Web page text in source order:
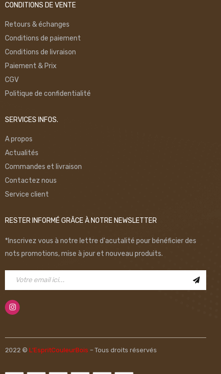
CONDITIONS DE VENTE
Retours & échanges
Conditions de paiement
Conditions de livraison
Paiement & Prix
CGV
Politique de confidentialité
SERVICES INFOS.
A propos
Actualités
Commandes et livraison
Contactez nous
Service client
RESTER INFORMÉ GRÂCE À NOTRE NEWSLETTER
*Inscrivez vous à notre lettre d'acutalité pour bénéficier des
nots promotions, mise à jour et nouveau produits.
2022 © L’EspritCouleurBois – Tous droits réservés